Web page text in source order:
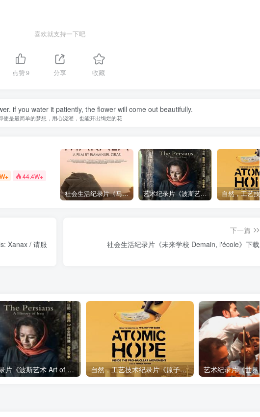
喜欢就支持一下吧
点赞9 分享 收藏
if you water it patiently, the flower will come out beautifully.
使是最简单的梦想，用心浇灌，也能开出绚烂的花
44.4W+
社会生活纪录片《马加拉 Makala》下载 艺术纪录片《波斯艺术 Art of Persia》下载
Xanax / 请服
下一篇
社会生活纪录片《未来学校 Demain, l'école》下载
艺术纪录片《波斯艺术 Art of Persia》下载 自然，工艺技术纪录片《原子能的希望 Atomic Hope – Inside the Pro-Nuclear Movement》下载